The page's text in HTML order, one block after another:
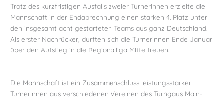
Trotz des kurzfristigen Ausfalls zweier Turnerinnen erzielte die
Mannschaft in der Endabrechnung einen starken 4. Platz unter
den insgesamt acht gestarteten Teams aus ganz Deutschland.
Als erster Nachrücker, durften sich die Turnerinnen Ende Januar
über den Aufstieg in die Regionalliga Mitte freuen.
Die Mannschaft ist ein Zusammenschluss leistungsstarker
Turnerinnen aus verschiedenen Vereinen des Turngaus Main-